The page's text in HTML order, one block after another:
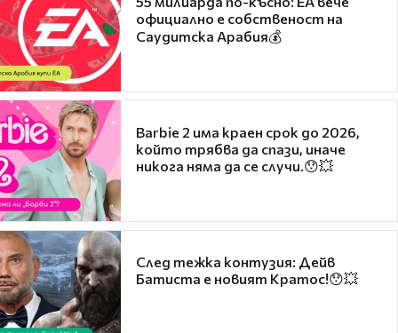
официално е собственост на
Саудитска Арабия💰
Barbie 2 има краен срок до 2026,
който трябва да спази, иначе
никога няма да се случи.😯💥
След тежка контузия: Дейв
Батиста е новият Кратос!😯💥